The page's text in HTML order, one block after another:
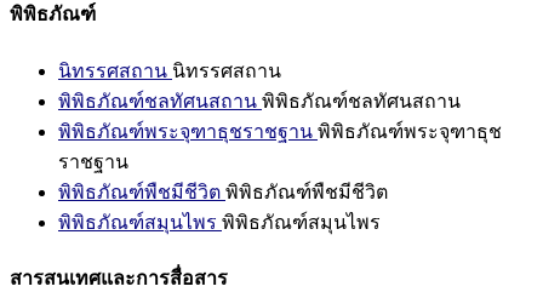
พิพิธภัณฑ์
นิทรรศสถาน นิทรรศสถาน
พิพิธภัณฑ์ชลทัศนสถาน พิพิธภัณฑ์ชลทัศนสถาน
พิพิธภัณฑ์พระจุฑาธุชราชฐาน พิพิธภัณฑ์พระจุฑาธุช
ราชฐาน
พิพิธภัณฑ์พืชมีชีวิต พิพิธภัณฑ์พืชมีชีวิต
พิพิธภัณฑ์สมุนไพร พิพิธภัณฑ์สมุนไพร
สารสนเทศและการสื่อสาร